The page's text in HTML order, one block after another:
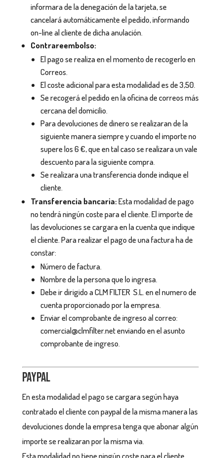
informara de la denegación de la tarjeta, se
cancelará automáticamente el pedido, informando
on-line al cliente de dicha anulación.
Contrareembolso:
El pago se realiza en el momento de recogerlo en
Correos.
El coste adicional para esta modalidad es de 3,50.
Se recogerá el pedido en la oficina de correos más
cercana del domicilio.
Para devoluciones de dinero se realizaran de la
siguiente manera siempre y cuando el importe no
supere los 6 €, que en tal caso se realizara un vale
descuento para la siguiente compra.
Se realizara una transferencia donde indique el
cliente.
Transferencia bancaria:Esta modalidad de pago
no tendrá ningún coste para el cliente. El importe de
las devoluciones se cargara en la cuenta que indique
el cliente. Para realizar el pago de una factura ha de
constar:
Número de factura.
Nombre de la persona que lo ingresa.
Debe ir dirigido a CLM FILTER S.L. en el numero de
cuenta proporcionado por la empresa.
Enviar el comprobante de ingreso al correo:
comercial@clmfilter.net enviando en el asunto
comprobante de ingreso.
Paypal
En esta modalidad el pago se cargara según haya
contratado el cliente con paypal de la misma manera las
devoluciones donde la empresa tenga que abonar algún
importe se realizaran por la misma via.
Esta modalidad no tiene ningún coste para el cliente.